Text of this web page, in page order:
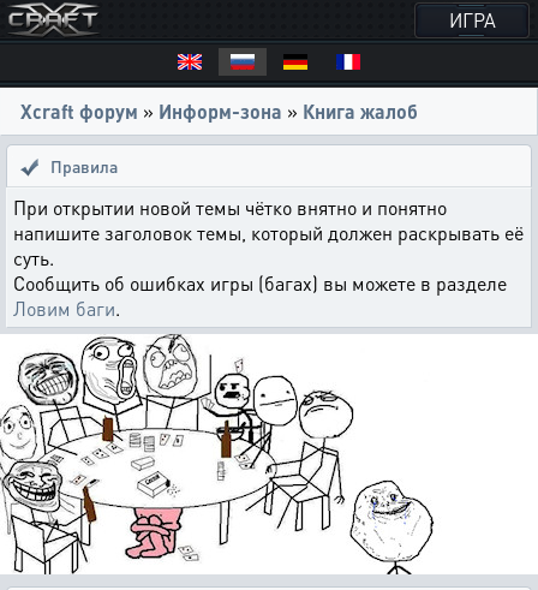
ИГРА
Xcraft форум » Информ-зона » Книга жалоб
Правила
При открытии новой темы чётко внятно и понятно
напишите заголовок темы, который должен раскрывать её
суть.
Сообщить об ошибках игры (багах) вы можете в разделе
Ловим баги.